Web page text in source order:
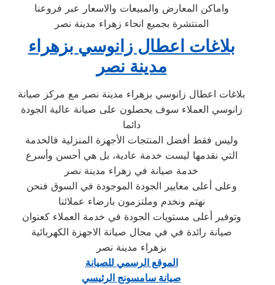
واماكن المعارض والمبيعات والاسعار عبر فروعنا
المنتشرة بجميع انحاء زهراء مدينة نصر
بلاغات اعطال زانوسي بزهراء
مدينة نصر
بلاغات اعطال زانوسي بزهراء مدينة نصر مع مركز صيانة
زانوسي العملاء سوف يحصلون على صيانة عالية الجودة
دائما
وليس فقط أفضل المنتجات الأجهزة المنزلية فالخدمة
التي نقدمها ليست خدمة عادية، بل هي أحسن وأسرع
خدمة صيانة في زهراء مدينة نصر
وعلى أعلى معايير الجودة الموجودة في السوق فنحن
نهتم ونخدم وملتزمون بارضاء عملائنا
وتوفير أعلى مستويات الجودة في خدمة العملاء كعنوان
صيانة رائدة في في مجال صيانة الاجهزة الكهربائية
بزهراء مدينة نصر
الموقع الرسمي للصيانة
صيانة سامسونج الرئيسي